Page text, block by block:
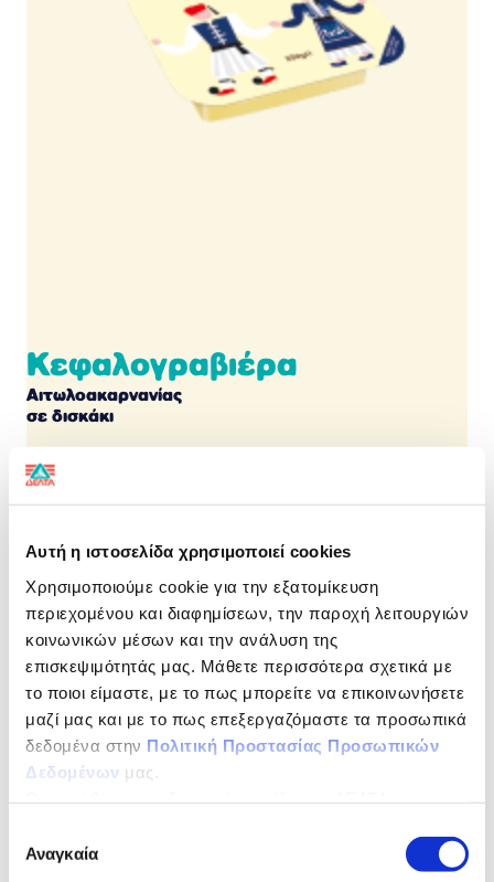
Αυτή η ιστοσελίδα χρησιμοποιεί cookies
Χρησιμοποιούμε cookie για την εξατομίκευση
περιεχομένου και διαφημίσεων, την παροχή λειτουργιών
κοινωνικών μέσων και την ανάλυση της
επισκεψιμότητάς μας. Μάθετε περισσότερα σχετικά με
το ποιοι είμαστε, με το πως μπορείτε να επικοινωνήσετε
μαζί μας και με το πως επεξεργαζόμαστε τα προσωπικά
δεδομένα στην Πολιτική Προστασίας Προσωπικών
Δεδομένων μας.
συγκατάθεσης
Αναγκαία
Κεφαλογραβιέρα
Αιτωλοακαρνανίας
σε δισκάκι
(Π.Ο.Π)
Αυθεντικές γεύσεις ελληνικών τυριών που παράγονται
από 100% ελληνικό, παστεριωμένο, αιγοπρόβειο γάλα
και αυθεντικές ελληνικές συνταγές που χαρίζουν
ασύγκριτη γεύση.
ΔΙΑΤΡΟΦΙΚΗ ΔΗΛΩΣΗ
ανά 100 g
Ενέργεια
εκ των οποίων
20,8g